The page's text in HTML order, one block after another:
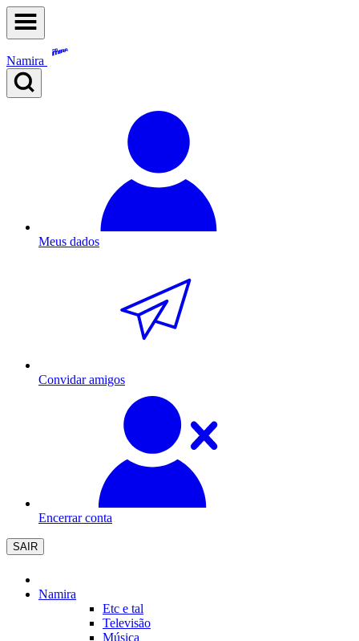
Namira
Meus dados
Convidar amigos
Encerrar conta
SAIR
Namira
Etc e tal
Televisão
Música